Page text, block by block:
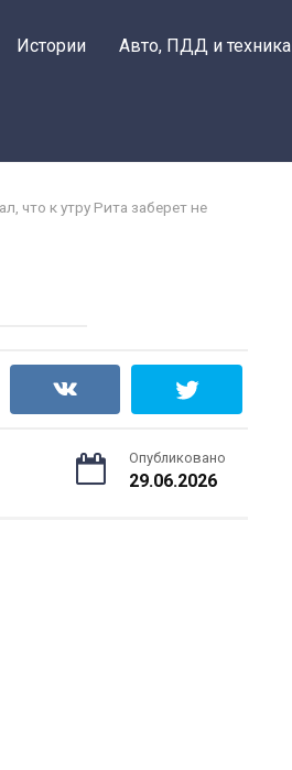
Истории Авто, ПДД и техника
что к утру Рита заберет не
Опубликовано
29.06.2026